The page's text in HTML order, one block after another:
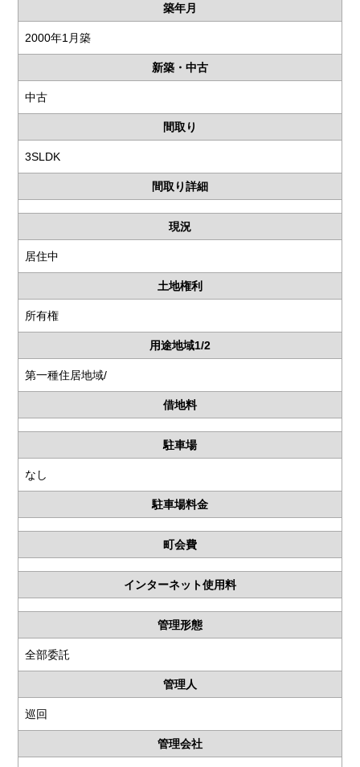
築年月
2000年1月築
新築・中古
中古
間取り
3SLDK
間取り詳細
現況
居住中
土地権利
所有権
用途地域1/2
第一種住居地域/
借地料
駐車場
なし
駐車場料金
町会費
インターネット使用料
管理形態
全部委託
管理人
巡回
管理会社